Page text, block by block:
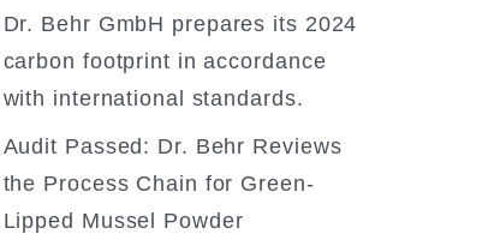
Dr. Behr GmbH prepares its 2024
carbon footprint in accordance
with international standards.
Audit Passed: Dr. Behr Reviews
the Process Chain for Green-
Lipped Mussel Powder